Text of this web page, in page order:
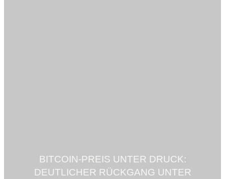
BITCOIN-PREIS UNTER DRUCK:
DEUTLICHER RÜCKGANG UNTER